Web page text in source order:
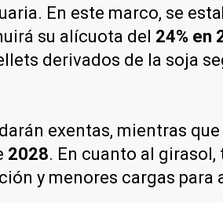
En este marco, se
su alícuota del 24% en
derivados de la soja
exentas, mientras
2028. En cuanto al
y menores cargas para